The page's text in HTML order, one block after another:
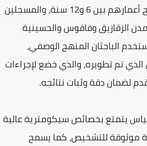
باضطراب التوحد، تتراوح أعمارهم بين 6 و12 سنة، والمسجلين
الزقازيق وفاقوس والحسينية
الباحثان المنهج الوصفي،
تم تطويره، والذي خضع لإجراءات
لضمان دقة وثبات نتائجه.
يتمتع بخصائص سيكومترية عالية
موثوقة للتشخيص، كما يسمح